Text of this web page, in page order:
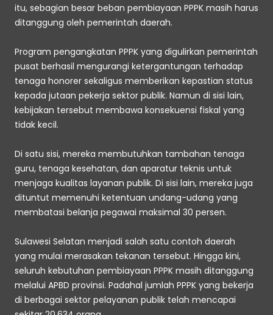
itu, sebagian besar beban pembiayaan PPPK masih harus
ditanggung oleh pemerintah daerah.
Program pengangkatan PPPK yang digulirkan pemerintah
pusat berhasil mengurangi ketergantungan terhadap
tenaga honorer sekaligus memberikan kepastian status
kepada jutaan pekerja sektor publik. Namun di sisi lain,
kebijakan tersebut membawa konsekuensi fiskal yang
tidak kecil.
Di satu sisi, mereka membutuhkan tambahan tenaga
guru, tenaga kesehatan, dan aparatur teknis untuk
menjaga kualitas layanan publik. Di sisi lain, mereka juga
dituntut memenuhi ketentuan undang-udang yang
membatasi belanja pegawai maksimal 30 persen.
Sulawesi Selatan menjadi salah satu contoh daerah
yang mulai merasakan tekanan tersebut. Hingga kini,
seluruh kebutuhan pembiayaan PPPK masih ditanggung
melalui APBD provinsi. Padahal jumlah PPPK yang bekerja
di berbagai sektor pelayanan publik telah mencapai